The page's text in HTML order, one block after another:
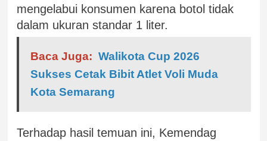
mengelabui konsumen karena botol tidak
dalam ukuran standar 1 liter.
Baca Juga: Walikota Cup 2026
Sukses Cetak Bibit Atlet Voli Muda
Kota Semarang
Terhadap hasil temuan ini, Kemendag